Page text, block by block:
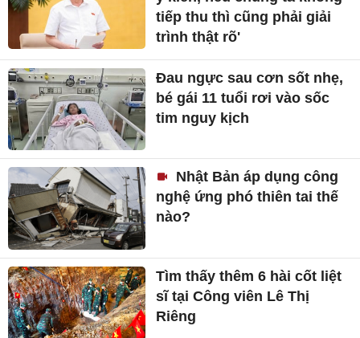
tiếp thu thì cũng phải giải
trình thật rõ'
Đau ngực sau cơn sốt nhẹ,
bé gái 11 tuổi rơi vào sốc
tim nguy kịch
Nhật Bản áp dụng công
nghệ ứng phó thiên tai thế
nào?
Tìm thấy thêm 6 hài cốt liệt
sĩ tại Công viên Lê Thị
Riêng